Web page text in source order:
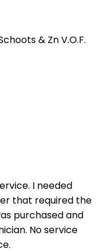
& Zn V.O.F.
I needed
that required the
purchased and
No service